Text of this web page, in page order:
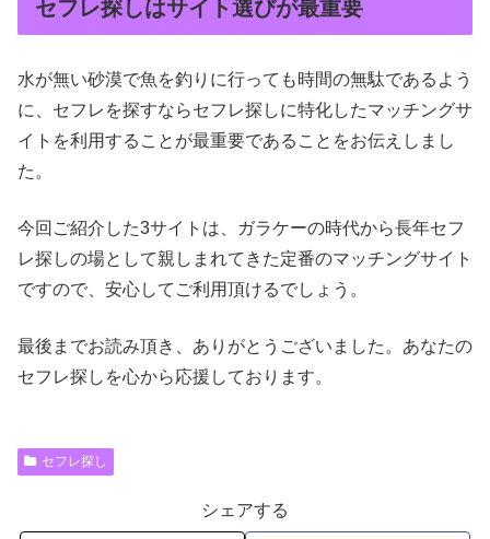
セフレ探しはサイト選びが最重要
水が無い砂漠で魚を釣りに行っても時間の無駄であるよう
に、セフレを探すならセフレ探しに特化したマッチングサ
イトを利用することが最重要であることをお伝えしまし
た。
今回ご紹介した3サイトは、ガラケーの時代から長年セフ
レ探しの場として親しまれてきた定番のマッチングサイト
ですので、安心してご利用頂けるでしょう。
最後までお読み頂き、ありがとうございました。あなたの
セフレ探しを心から応援しております。
セフレ探し
シェアする